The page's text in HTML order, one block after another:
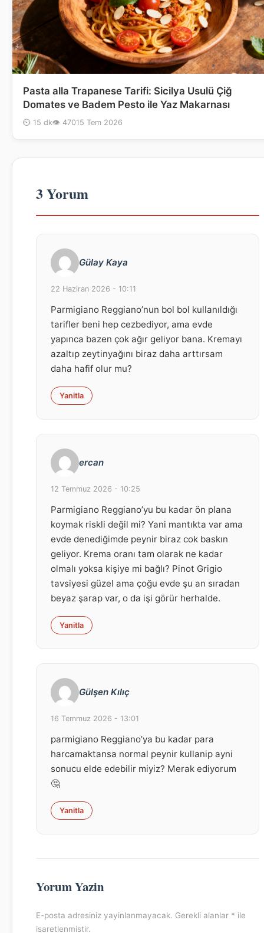
Pasta alla Trapanese Tarifi: Sicilya Usulü Çiğ
Domates ve Badem Pesto ile Yaz Makarnası
⏲ 15 dk👁 47015 Tem 2026
3 Yorum
Gülay Kaya
22 Haziran 2026 - 10:11
Parmigiano Reggiano’nun bol bol kullanıldığı
tarifler beni hep cezbediyor, ama evde
yapınca bazen çok ağır geliyor bana. Kremayı
azaltıp zeytinyağını biraz daha arttırsam
daha hafif olur mu?
Yanitla
ercan
12 Temmuz 2026 - 10:25
Parmigiano Reggiano’yu bu kadar ön plana
koymak riskli değil mi? Yani mantıkta var ama
evde denediğimde peynir biraz cok baskın
geliyor. Krema oranı tam olarak ne kadar
olmalı yoksa kişiye mi bağlı? Pinot Grigio
tavsiyesi güzel ama çoğu evde şu an sıradan
beyaz şarap var, o da işi görür herhalde.
Yanitla
Gülşen Kılıç
16 Temmuz 2026 - 13:01
parmigiano Reggiano’ya bu kadar para
harcamaktansa normal peynir kullanip ayni
sonucu elde edebilir miyiz? Merak ediyorum
🤔
Yanitla
Yorum Yazin
E-posta adresiniz yayinlanmayacak. Gerekli alanlar * ile
isaretlenmistir.